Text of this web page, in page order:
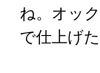
ね。オッ
で仕上げ